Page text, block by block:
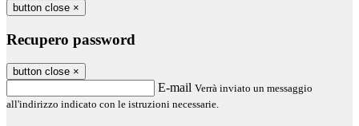
button close ×
Recupero password
button close ×
E-mail Verrà inviato un messaggio
all'indirizzo indicato con le istruzioni necessarie.